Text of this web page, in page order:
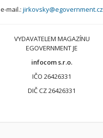
e-mail.:jirkovsky@egovernment.cz
VYDAVATELEM MAGAZÍNU
EGOVERNMENT JE
infocom s.r.o.
IČO 26426331
DIČ CZ 26426331